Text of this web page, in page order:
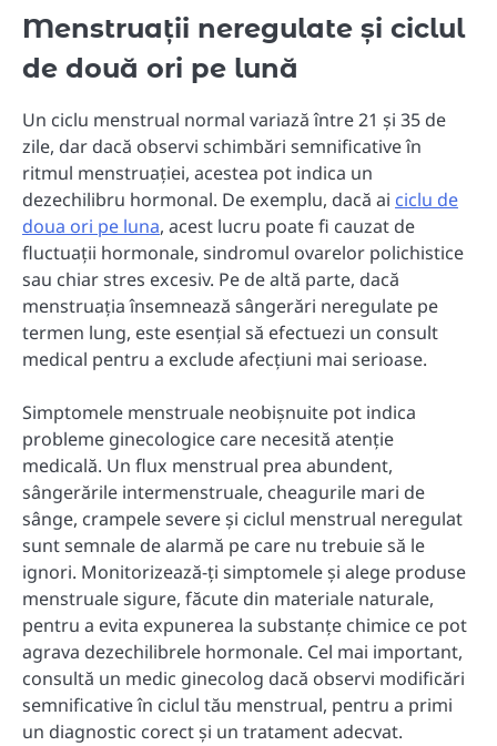
Menstruații neregulate și ciclul
de două ori pe lună
Un ciclu menstrual normal variază între 21 și 35 de
zile, dar dacă observi schimbări semnificative în
ritmul menstruației, acestea pot indica un
dezechilibru hormonal. De exemplu, dacă ai ciclu de
doua ori pe luna, acest lucru poate fi cauzat de
fluctuații hormonale, sindromul ovarelor polichistice
sau chiar stres excesiv. Pe de altă parte, dacă
menstruația însemnează sângerări neregulate pe
termen lung, este esențial să efectuezi un consult
medical pentru a exclude afecțiuni mai serioase.
Simptomele menstruale neobișnuite pot indica
probleme ginecologice care necesită atenție
medicală. Un flux menstrual prea abundent,
sângerările intermenstruale, cheagurile mari de
sânge, crampele severe și ciclul menstrual neregulat
sunt semnale de alarmă pe care nu trebuie să le
ignori. Monitorizează-ți simptomele și alege produse
menstruale sigure, făcute din materiale naturale,
pentru a evita expunerea la substanțe chimice ce pot
agrava dezechilibrele hormonale. Cel mai important,
consultă un medic ginecolog dacă observi modificări
semnificative în ciclul tău menstrual, pentru a primi
un diagnostic corect și un tratament adecvat.